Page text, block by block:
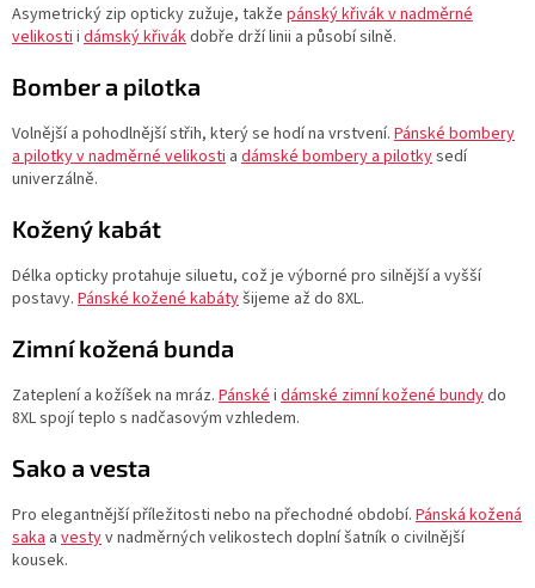
Asymetrický zip opticky zužuje, takže pánský křivák v nadměrné
velikosti i dámský křivákdobře drží linii a působí silně.
Bomber a pilotka
Volnější a pohodlnější střih, který se hodí na vrstvení. Pánské bombery
a pilotky v nadměrné velikosti a dámské bombery a pilotkysedí
univerzálně.
Kožený kabát
Délka opticky protahuje siluetu, což je výborné pro silnější a vyšší
postavy. Pánské kožené kabátyšijeme až do 8XL.
Zimní kožená bunda
Zateplení a kožíšek na mráz. Pánské i dámské zimní kožené bundydo
8XL spojí teplo s nadčasovým vzhledem.
Sako a vesta
Pro elegantnější příležitosti nebo na přechodné období. Pánská kožená
saka a vestyv nadměrných velikostech doplní šatník o civilnější
kousek.